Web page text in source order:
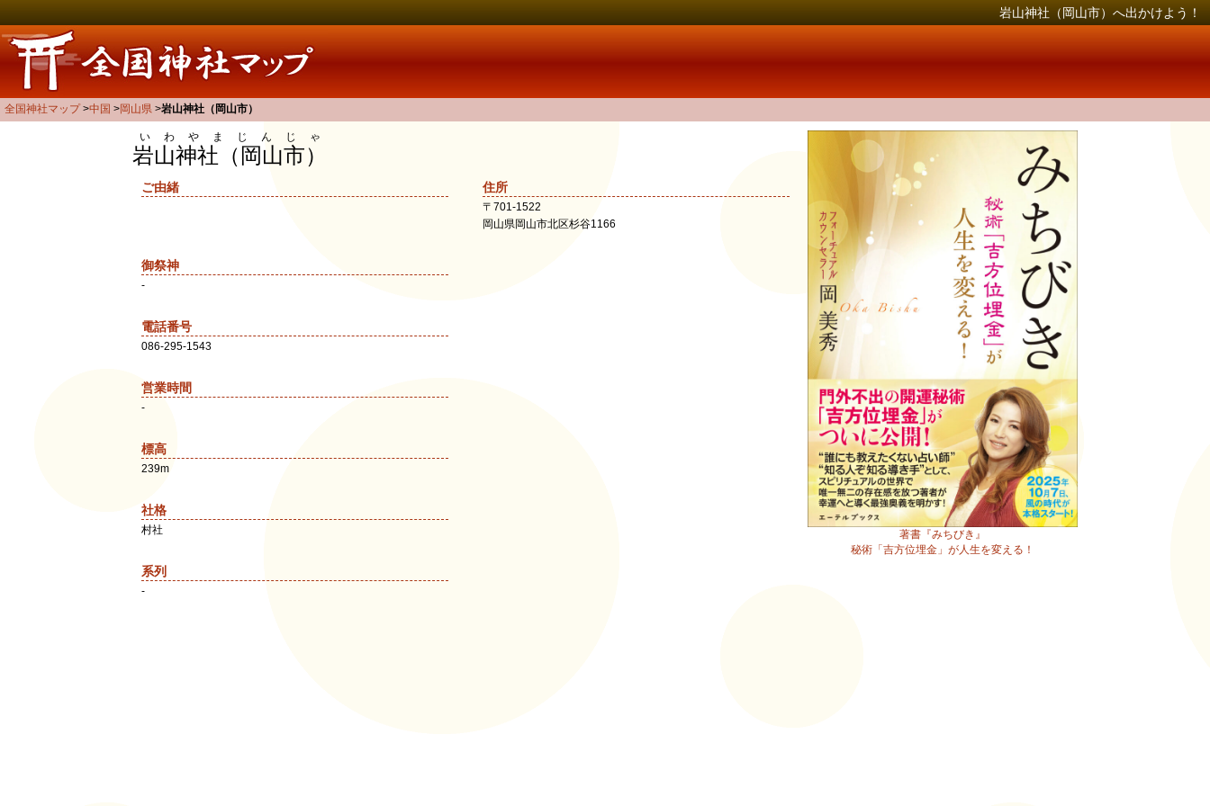
岩山神社（岡山市）へ出かけよう！
全国神社マップ 中国 岡山県 岩山神社（岡山市）
著書『みちびき』
秘術「吉方位埋金」が人生を変える！
岩山神社（岡山市）
いわやまじんじゃ
ご由緒 住所
〒 701-1522
岡山県岡山市北区杉谷1166
御祭神
-
電話番号
086-295-1543
営業時間
-
標高
239m
社格
村社
系列
-